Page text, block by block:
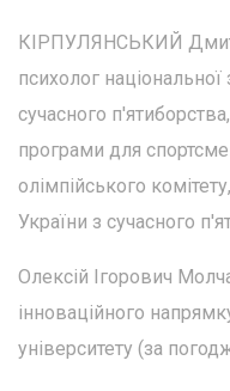
КІРПУЛЯНСЬКИЙ
психолог
сучасного
програми для
олімпійського
України з сучасного
Олексій Ігорович
інноваційного
університету (за